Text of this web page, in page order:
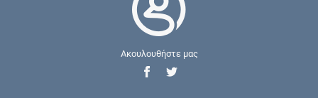
Ακουλουθήστε μας